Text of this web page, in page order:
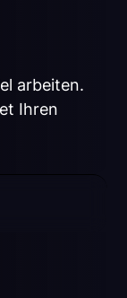
arbeiten.
Ihren